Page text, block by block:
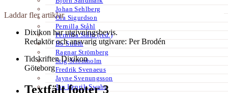
Johan Sehlberg
Ola Sigurdson
Pernilla Ståhl
Pernilla Ståhl (red.)
Bo Stråth
Ragnar Strömberg
Stig Strömholm
Fredrik Svenaeus
Jayne Svenungsson
Jan Henrik Swahn
Laddar fler artiklar
Dixikon har utgivningsbevis.
Redaktör och ansvarig utgivare: Per Brodén
Tidskriften Dixikon
Göteborg
Textfält footer 3